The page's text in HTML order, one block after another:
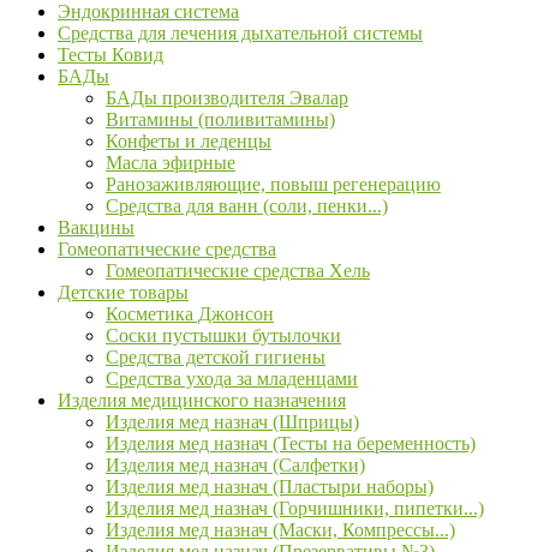
Эндокринная система
Средства для лечения дыхательной системы
Тесты Ковид
БАДы
БАДы производителя Эвалар
Витамины (поливитамины)
Конфеты и леденцы
Масла эфирные
Ранозаживляющие, повыш регенерацию
Средства для ванн (соли, пенки...)
Вакцины
Гомеопатические средства
Гомеопатические средства Хель
Детские товары
Косметика Джонсон
Соски пустышки бутылочки
Средства детской гигиены
Средства ухода за младенцами
Изделия медицинского назначения
Изделия мед назнач (Шприцы)
Изделия мед назнач (Тесты на беременность)
Изделия мед назнач (Салфетки)
Изделия мед назнач (Пластыри наборы)
Изделия мед назнач (Горчишники, пипетки...)
Изделия мед назнач (Маски, Компрессы...)